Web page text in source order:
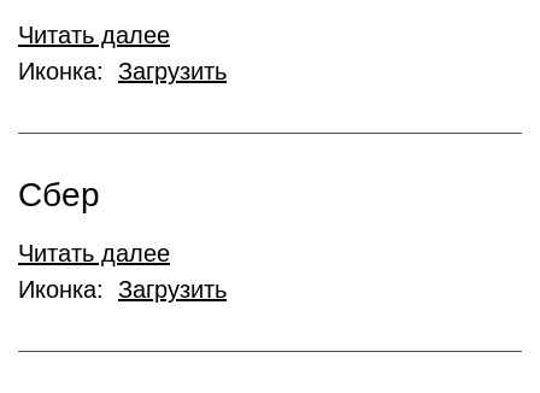
Читать далее
Иконка: Загрузить
Сбер
Читать далее
Иконка: Загрузить